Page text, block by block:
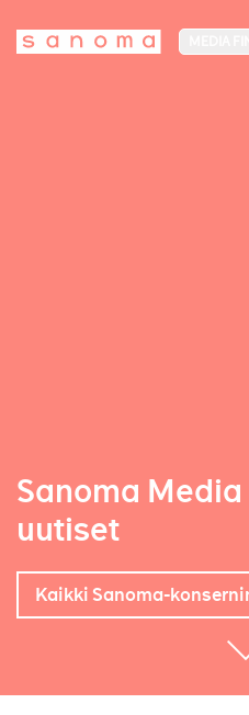
Sanoma
uutiset
Kaikki Sanoma-